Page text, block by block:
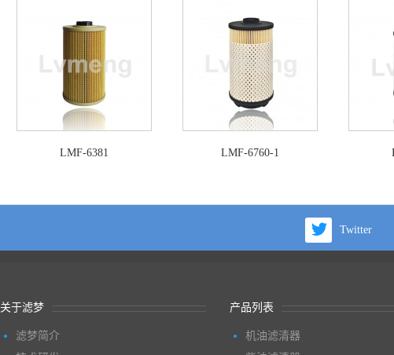
LMF-6381 LMF-6760-1
Twitter
关于滤梦
滤梦简介
产品列表
机油滤清器